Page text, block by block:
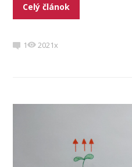
Celý článok
1 2021x